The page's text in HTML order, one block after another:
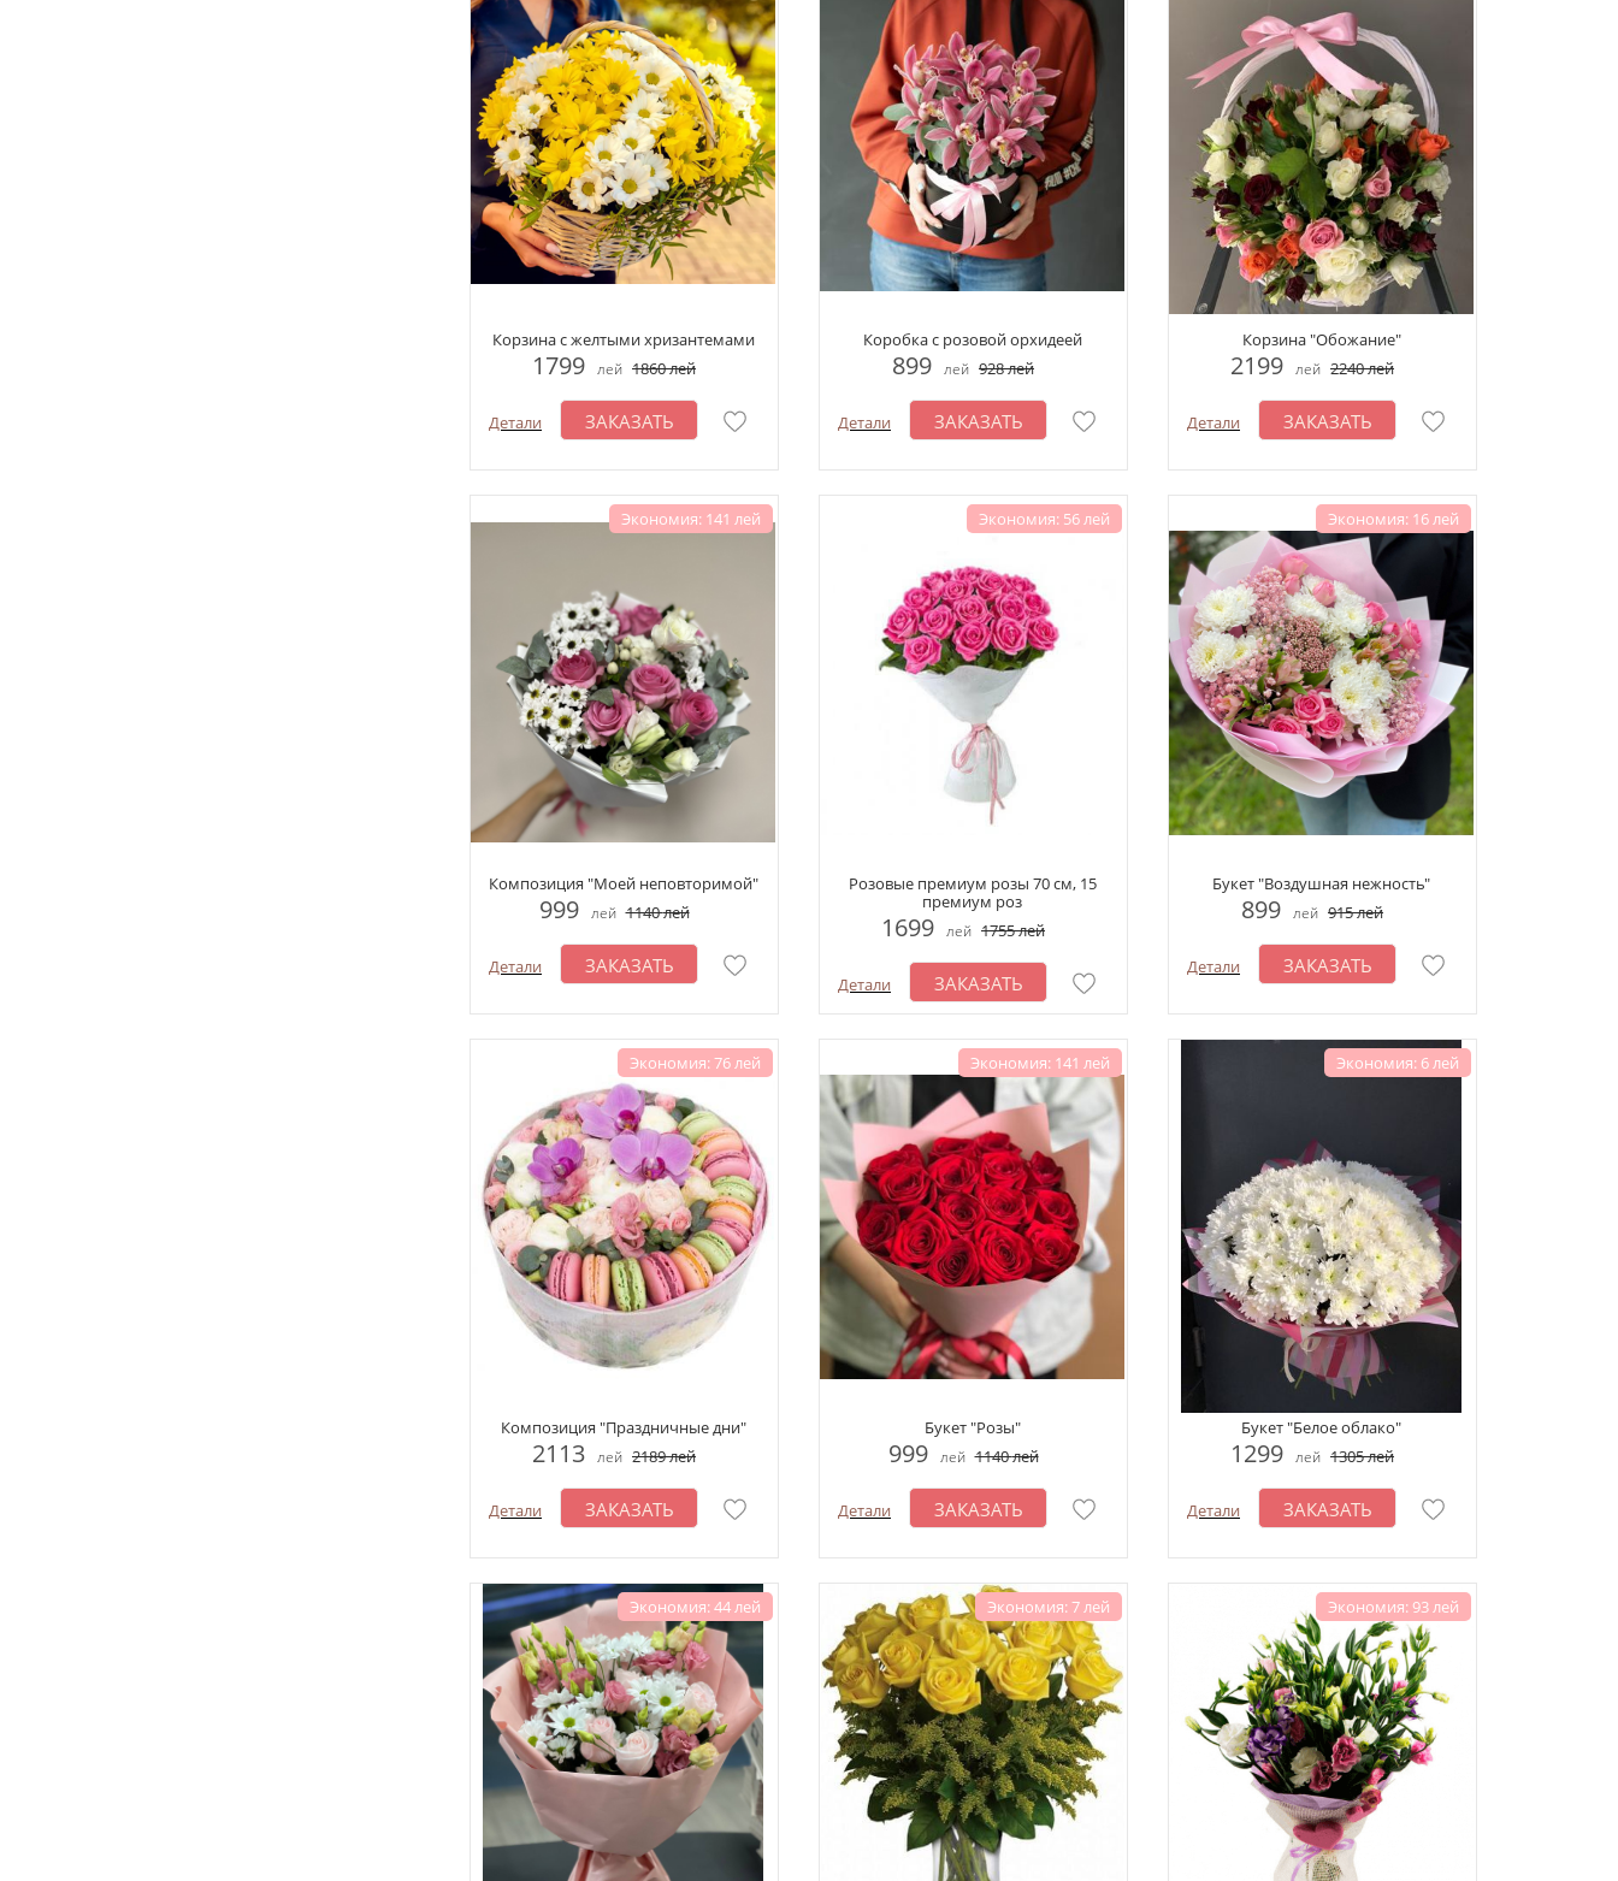
Корзина с желтыми хризантемами
1799 лей 1860лей
Детали ЗАКАЗАТЬ
Коробка с розовой орхидеей
899 лей 928лей
Детали ЗАКАЗАТЬ
Корзина "Обожание"
2199 лей 2240лей
Детали ЗАКАЗАТЬ
Экономия: 141 лей
Композиция "Моей неповторимой"
999 лей 1140лей
Детали ЗАКАЗАТЬ
Экономия: 56 лей
Розовые премиум розы 70 см, 15
премиум роз
1699 лей 1755лей
Детали ЗАКАЗАТЬ
Экономия: 16 лей
Букет "Воздушная нежность"
899 лей 915лей
Детали ЗАКАЗАТЬ
Экономия: 76 лей
Композиция "Праздничные дни"
2113 лей 2189лей
Детали ЗАКАЗАТЬ
Экономия: 141 лей
Букет "Розы"
999 лей 1140лей
Детали ЗАКАЗАТЬ
Экономия: 6 лей
Букет "Белое облако"
1299 лей 1305лей
Детали ЗАКАЗАТЬ
Экономия: 44 лей Экономия: 7 лей Экономия: 93 лей